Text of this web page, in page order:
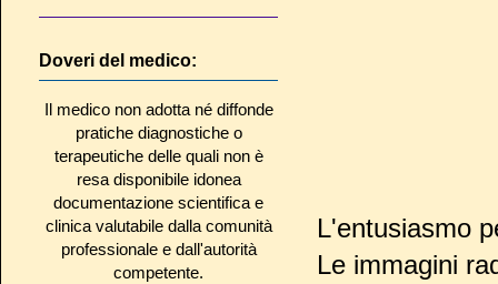
L'entusiasmo
Le immagini
Doveri del medico:
Il medico non adotta né diffonde
pratiche diagnostiche o
terapeutiche delle quali non è
resa disponibile idonea
documentazione scientifica e
clinica valutabile dalla comunità
professionale e dall'autorità
competente.